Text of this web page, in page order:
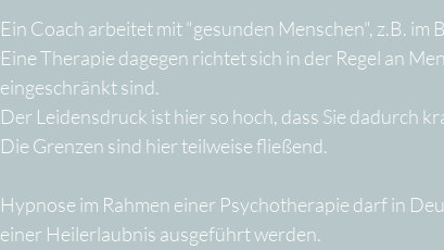
Ein Coach arbeitet mit "gesunden Menschen", z.B.
Eine Therapie dagegen richtet sich in der Regel an
eingeschränkt sind.
Der Leidensdruck ist hier so hoch, dass Sie dadurch
Die Grenzen sind hier teilweise fließend.
Hypnose im Rahmen einer Psychotherapie darf in
einer Heilerlaubnis ausgeführt werden.